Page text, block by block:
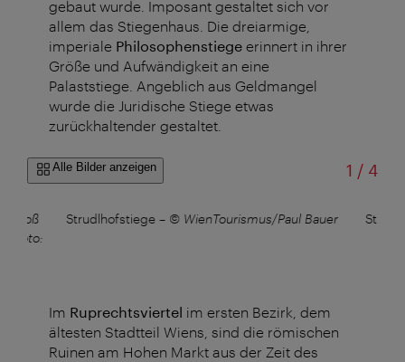
gebaut wurde. Imposant gestaltet sich vor
allem das Stiegenhaus. Die dreiarmige,
imperiale Philosophenstiege erinnert in ihrer
Größe und Aufwändigkeit an eine
Palaststiege. Angeblich aus Geldmangel
wurde die Juridische Stiege etwas
zurückhaltender gestaltet.
Alle Bilder anzeigen 1 /von
4
Foto:
Strudlhofstiege – © WienTourismus/Paul Bauer
Im Ruprechtsviertel im ersten Bezirk, dem
ältesten Stadtteil Wiens, sind die römischen
Ruinen am Hohen Markt aus der Zeit des